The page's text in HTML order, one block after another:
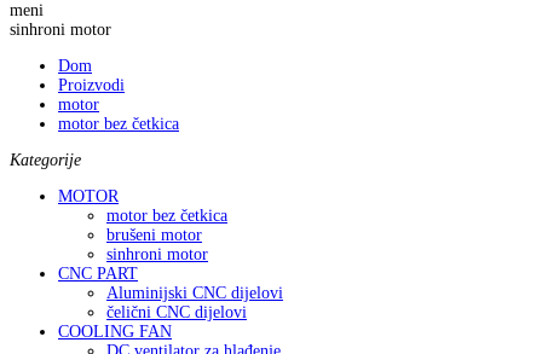
meni
sinhroni motor
Dom
Proizvodi
motor
motor bez četkica
Kategorije
MOTOR
motor bez četkica
brušeni motor
sinhroni motor
CNC PART
Aluminijski CNC dijelovi
čelični CNC dijelovi
COOLING FAN